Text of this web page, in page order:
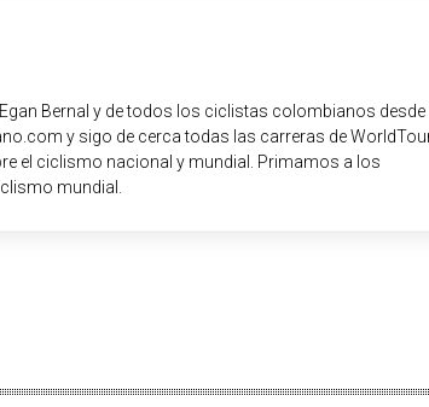
Bernal y de todos los ciclistas colombianos desde
y sigo de cerca todas las carreras de
el ciclismo nacional y mundial. Primamos a los
mundial.